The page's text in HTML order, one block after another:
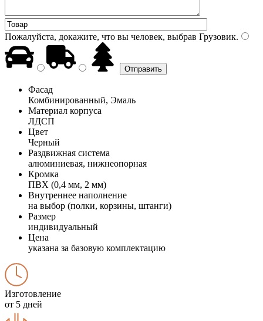
Пожалуйста, докажите, что вы человек, выбрав Грузовик.
Фасад
Комбинированный, Эмаль
Материал корпуса
ЛДСП
Цвет
Черный
Раздвижная система
алюминиевая, нижнеопорная
Кромка
ПВХ (0,4 мм, 2 мм)
Внутреннее наполнение
на выбор (полки, корзины, штанги)
Размер
индивидуальный
Цена
указана за базовую комплектацию
Изготовление
от 5 дней